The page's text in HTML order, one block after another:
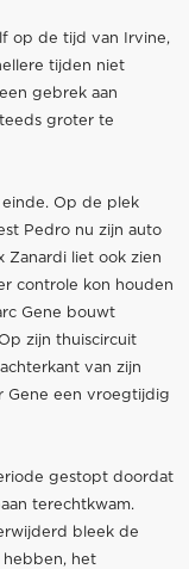
op de tijd van Irvine,
tijden niet
gebrek aan
groter te
einde. Op de plek
Pedro nu zijn auto
Zanardi liet ook zien
controle kon houden
Gene bouwt
zijn thuiscircuit
van zijn
Gene een vroegtijdig
gestopt doordat
terechtkwam.
bleek de
het